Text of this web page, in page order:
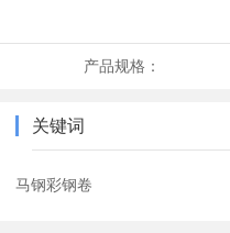
产品规格：
关键词
马钢彩钢卷